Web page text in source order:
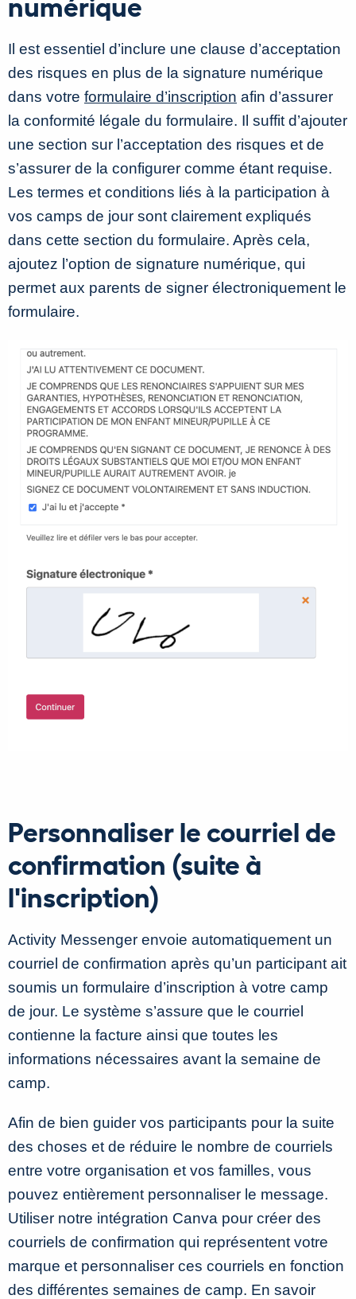
Il est essentiel d’inclure une clause d’acceptation
des risques en plus de la signature numérique
dans votre formulaire d’inscription afin d’assurer
la conformité légale du formulaire. Il suffit d’ajouter
une section sur l’acceptation des risques et de
s’assurer de la configurer comme étant requise.
Les termes et conditions liés à la participation à
vos camps de jour sont clairement expliqués
dans cette section du formulaire. Après cela,
ajoutez l’option de signature numérique, qui
permet aux parents de signer électroniquement le
formulaire.
Personnaliser le courriel de
confirmation (suite à
l'inscription)
Activity Messenger envoie automatiquement un
courriel de confirmation après qu’un participant ait
soumis un formulaire d’inscription à votre camp
de jour. Le système s’assure que le courriel
contienne la facture ainsi que toutes les
informations nécessaires avant la semaine de
camp.
Afin de bien guider vos participants pour la suite
des choses et de réduire le nombre de courriels
entre votre organisation et vos familles, vous
pouvez entièrement personnaliser le message.
Utiliser notre intégration Canva pour créer des
courriels de confirmation qui représentent votre
marque et personnaliser ces courriels en fonction
des différentes semaines de camp. En savoir